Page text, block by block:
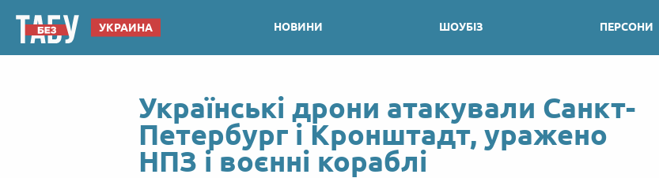
УКРАИНА НОВИНИ ШОУБІЗ ПЕРСОНИ
Українські дрони атакували Санкт-
Петербург і Кронштадт, уражено
НПЗ і воєнні кораблі